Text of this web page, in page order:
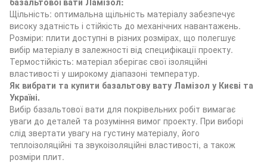
Щільність: оптимальна щільність матеріалу забезпечує
високу здатність і стійкість до механічних навантажень.
Розміри: плити доступні в різних розмірах, що полегшує
вибір матеріалу в залежності від специфікації проекту.
Термостійкість: матеріал зберігає свої ізоляційні
властивості у широкому діапазоні температур.
Як вибрати та купити базальтову вату Ламізол у Києві та
Україні.
Вибір базальтової вати для покрівельних робіт вимагає
уваги до деталей та розуміння вимог проекту. При виборі
слід звертати увагу на густину матеріалу, його
теплоізоляційні та звукоізоляційні властивості, а також
розміри плит.